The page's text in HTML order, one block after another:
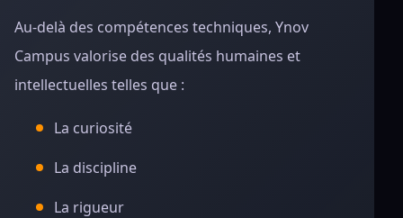
Au-delà des compétences techniques, Ynov
Campus valorise des qualités humaines et
intellectuelles telles que :
La curiosité
La discipline
La rigueur